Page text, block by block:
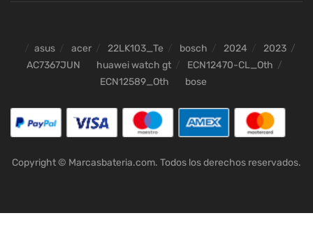
asus acer 22LK103_Te bosch 2024
2023
AC7367JUN
huawei watch gt
ECN12470-CL_Oth
ECN12589_Oth
bose
Copyright © Marcasbateria.com. Todos los derechos reservados.